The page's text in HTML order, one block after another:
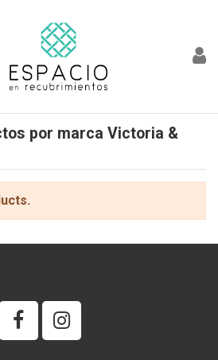
por marca Victoria &